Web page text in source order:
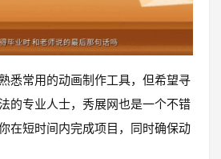
悉常用的动画制作工具，但希望寻
的专业人士，秀展网也是一个不错
在短时间内完成项目，同时确保动